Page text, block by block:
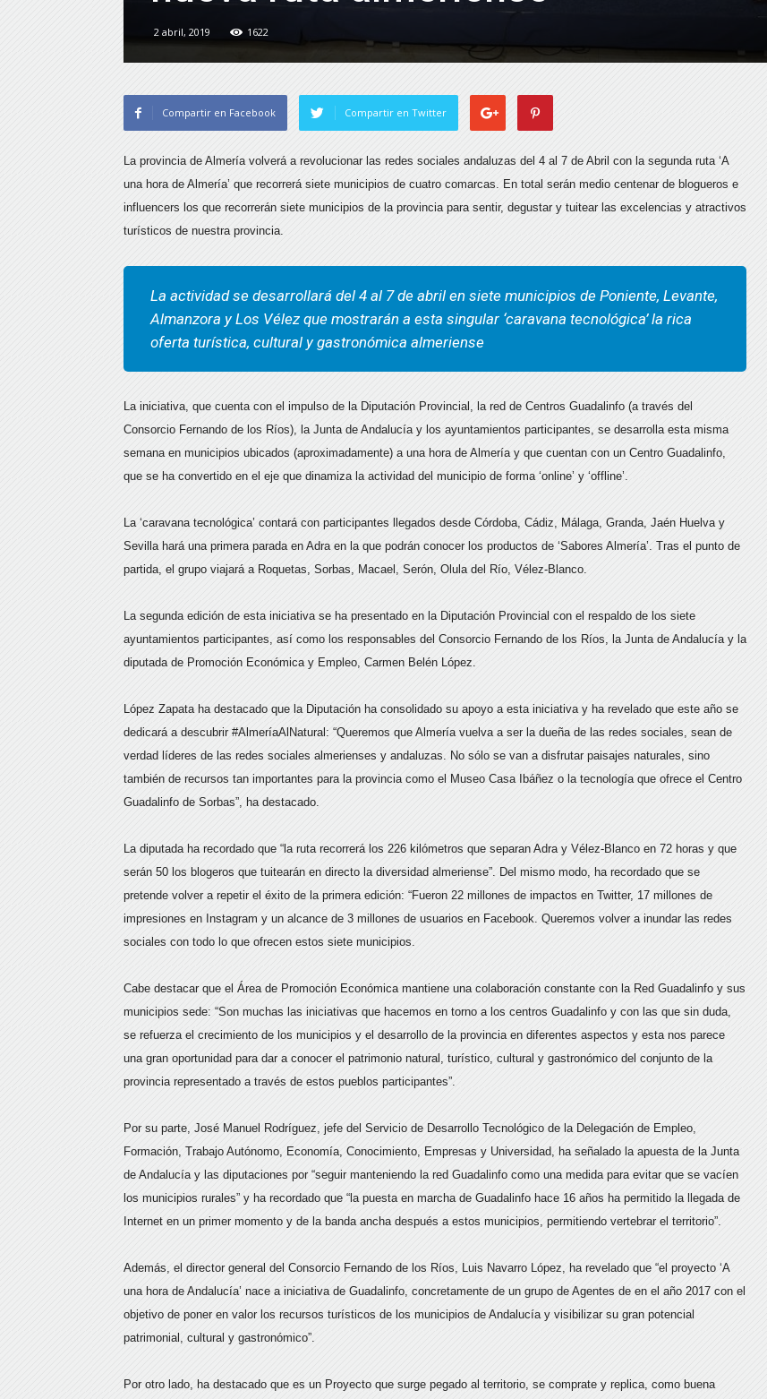
2 abril, 2019 1622
Compartir en Facebook Compartir en Twitter
La provincia de Almería volverá a revolucionar las redes sociales andaluzas del 4 al 7 de Abril con la segunda ruta ‘A
una hora de Almería’ que recorrerá siete municipios de cuatro comarcas. En total serán medio centenar de blogueros e
influencers los que recorrerán siete municipios de la provincia para sentir, degustar y tuitear las excelencias y atractivos
turísticos de nuestra provincia.
La actividad se desarrollará del 4 al 7 de abril en siete municipios de Poniente, Levante,
Almanzora y Los Vélez que mostrarán a esta singular ‘caravana tecnológica’ la rica
oferta turística, cultural y gastronómica almeriense
La iniciativa, que cuenta con el impulso de la Diputación Provincial, la red de Centros Guadalinfo (a través del
Consorcio Fernando de los Ríos), la Junta de Andalucía y los ayuntamientos participantes, se desarrolla esta misma
semana en municipios ubicados (aproximadamente) a una hora de Almería y que cuentan con un Centro Guadalinfo,
que se ha convertido en el eje que dinamiza la actividad del municipio de forma ‘online’ y ‘offline’.
La ‘caravana tecnológica’ contará con participantes llegados desde Córdoba, Cádiz, Málaga, Granda, Jaén Huelva y
Sevilla hará una primera parada en Adra en la que podrán conocer los productos de ‘Sabores Almería’. Tras el punto de
partida, el grupo viajará a Roquetas, Sorbas, Macael, Serón, Olula del Río, Vélez-Blanco.
La segunda edición de esta iniciativa se ha presentado en la Diputación Provincial con el respaldo de los siete
ayuntamientos participantes, así como los responsables del Consorcio Fernando de los Ríos, la Junta de Andalucía y la
diputada de Promoción Económica y Empleo, Carmen Belén López.
López Zapata ha destacado que la Diputación ha consolidado su apoyo a esta iniciativa y ha revelado que este año se
dedicará a descubrir #AlmeríaAlNatural: “Queremos que Almería vuelva a ser la dueña de las redes sociales, sean de
verdad líderes de las redes sociales almerienses y andaluzas. No sólo se van a disfrutar paisajes naturales, sino
también de recursos tan importantes para la provincia como el Museo Casa Ibáñez o la tecnología que ofrece el Centro
Guadalinfo de Sorbas”, ha destacado.
La diputada ha recordado que “la ruta recorrerá los 226 kilómetros que separan Adra y Vélez-Blanco en 72 horas y que
serán 50 los blogeros que tuitearán en directo la diversidad almeriense”. Del mismo modo, ha recordado que se
pretende volver a repetir el éxito de la primera edición: “Fueron 22 millones de impactos en Twitter, 17 millones de
impresiones en Instagram y un alcance de 3 millones de usuarios en Facebook. Queremos volver a inundar las redes
sociales con todo lo que ofrecen estos siete municipios.
Cabe destacar que el Área de Promoción Económica mantiene una colaboración constante con la Red Guadalinfo y sus
municipios sede: “Son muchas las iniciativas que hacemos en torno a los centros Guadalinfo y con las que sin duda,
se refuerza el crecimiento de los municipios y el desarrollo de la provincia en diferentes aspectos y esta nos parece
una gran oportunidad para dar a conocer el patrimonio natural, turístico, cultural y gastronómico del conjunto de la
provincia representado a través de estos pueblos participantes”.
Por su parte, José Manuel Rodríguez, jefe del Servicio de Desarrollo Tecnológico de la Delegación de Empleo,
Formación, Trabajo Autónomo, Economía, Conocimiento, Empresas y Universidad, ha señalado la apuesta de la Junta
de Andalucía y las diputaciones por “seguir manteniendo la red Guadalinfo como una medida para evitar que se vacíen
los municipios rurales” y ha recordado que “la puesta en marcha de Guadalinfo hace 16 años ha permitido la llegada de
Internet en un primer momento y de la banda ancha después a estos municipios, permitiendo vertebrar el territorio”.
Además, el director general del Consorcio Fernando de los Ríos, Luis Navarro López, ha revelado que “el proyecto ‘A
una hora de Andalucía’ nace a iniciativa de Guadalinfo, concretamente de un grupo de Agentes de en el año 2017 con el
objetivo de poner en valor los recursos turísticos de los municipios de Andalucía y visibilizar su gran potencial
patrimonial, cultural y gastronómico”.
Por otro lado, ha destacado que es un Proyecto que surge pegado al territorio, se comprate y replica, como buena